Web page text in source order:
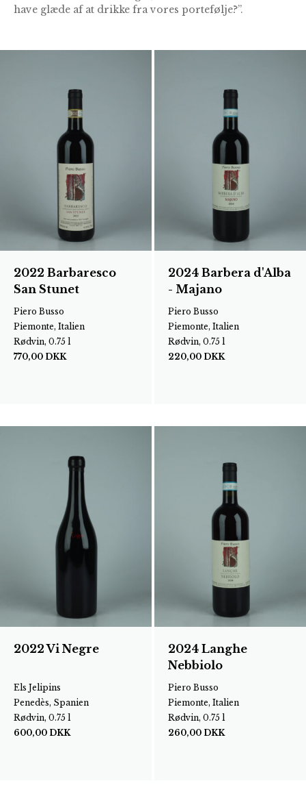
have glæde af at drikke fra vores portefølje?”.
2022 Barbaresco
San Stunet
Piero Busso
Piemonte, Italien
Rødvin, 0.75 l
770,00 DKK
2024 Barbera d'Alba
- Majano
Piero Busso
Piemonte, Italien
Rødvin, 0.75 l
220,00 DKK
2022 Vi Negre
Els Jelipins
Penedès, Spanien
Rødvin, 0.75 l
600,00 DKK
2024 Langhe
Nebbiolo
Piero Busso
Piemonte, Italien
Rødvin, 0.75 l
260,00 DKK